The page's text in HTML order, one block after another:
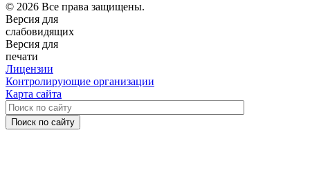
© 2026 Все права защищены.
Версия для
слабовидящих
Версия для
печати
Лицензии
Контролирующие организации
Карта сайта
Поиск по сайту